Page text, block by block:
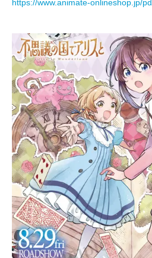
https://www.animate-onlineshop.jp/